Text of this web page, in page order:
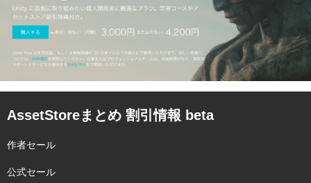
AssetStoreまとめ 割引情報 beta
作者セール
公式セール